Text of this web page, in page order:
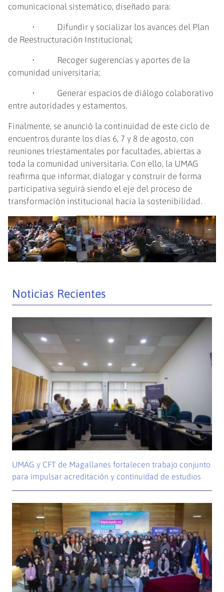
comunicacional sistemático, diseñado para:
• Difundir y socializar los avances del Plan
de Reestructuración Institucional;
• Recoger sugerencias y aportes de la
comunidad universitaria;
• Generar espacios de diálogo colaborativo
entre autoridades y estamentos.
Finalmente, se anunció la continuidad de este ciclo de
encuentros durante los días 6, 7 y 8 de agosto, con
reuniones triestamentales por facultades, abiertas a
toda la comunidad universitaria. Con ello, la UMAG
reafirma que informar, dialogar y construir de forma
participativa seguirá siendo el eje del proceso de
transformación institucional hacia la sostenibilidad.
Noticias Recientes
UMAG y CFT de Magallanes fortalecen trabajo conjunto
para impulsar acreditación y continuidad de estudios